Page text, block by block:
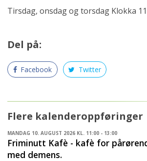
Tirsdag, onsdag og torsdag Klokka
Del på:
Facebook Twitter
Flere kalenderoppføringer
MANDAG 10. AUGUST 2026 KL. 11:00 - 13:00
Friminutt Kafè - kafè for
med demens.